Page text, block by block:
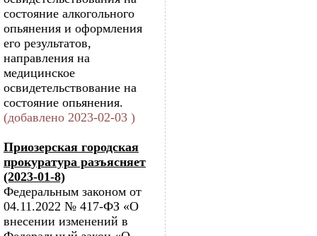
состояние алкогольного
опьянения и оформления
его результатов,
направления на
медицинское
освидетельствование на
состояние опьянения.
(добавлено 2023-02-03 )
Приозерская городская
прокуратура разъясняет
(2023-01-8)
Федеральным законом от
04.11.2022 № 417-ФЗ «О
внесении изменений в